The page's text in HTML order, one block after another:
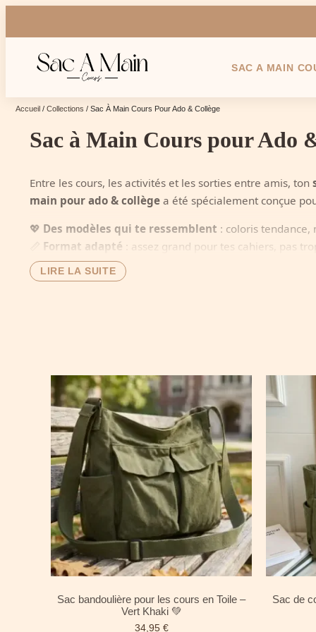
SAC A MAIN
Accueil / Collections / Sac À Main Cours Pour Ado & Collège
Sac à Main Cours pour Ado
Entre les cours, les activités et les sorties entre amis, ton
main pour ado & collège a été spécialement conçue
💖 Des modèles qui te ressemblent : coloris tendance,
Format adapté : assez grand pour tes cahiers, pas
💪Solidité testée: pour résister à la vie trépidante des
🎯Prix accessibles
LIRE LA SUITE
Sac bandoulière pour les cours en Toile –
Vert Khaki 💚
34,95 €
Sac de